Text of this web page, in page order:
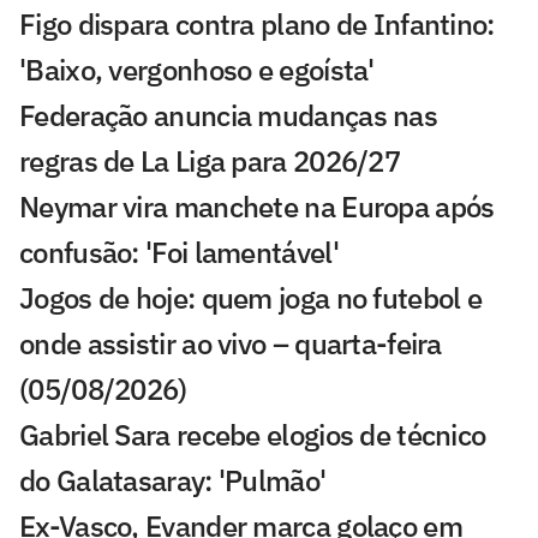
Figo dispara contra plano de Infantino:
'Baixo, vergonhoso e egoísta'
Federação anuncia mudanças nas
regras de La Liga para 2026/27
Neymar vira manchete na Europa após
confusão: 'Foi lamentável'
Jogos de hoje: quem joga no futebol e
onde assistir ao vivo – quarta-feira
(05/08/2026)
Gabriel Sara recebe elogios de técnico
do Galatasaray: 'Pulmão'
Ex-Vasco, Evander marca golaço em